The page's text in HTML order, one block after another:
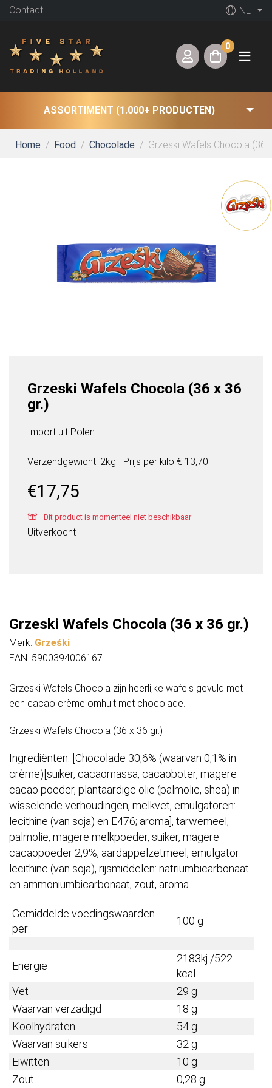
Contact NL
0
ASSORTIMENT (1.000+ PRODUCTEN)
Home Food Chocolade Grzeski Wafels Chocola (36
Grzeski Wafels Chocola (36 x 36
gr.)
Import uit Polen
Verzendgewicht: 2kg Prijs per kilo € 13,70
€17,75
Dit product is momenteel niet beschikbaar
Uitverkocht
Grzeski Wafels Chocola (36 x 36 gr.)
Merk: Grześki
EAN: 5900394006167
Grzeski Wafels Chocola zijn heerlijke wafels gevuld met
een cacao crème omhult met chocolade.
Grzeski Wafels Chocola (36 x 36 gr.)
Ingrediënten: [Chocolade 30,6% (waarvan 0,1% in
crème)[suiker, cacaomassa, cacaoboter, magere
cacao poeder, plantaardige olie (palmolie, shea) in
wisselende verhoudingen, melkvet, emulgatoren:
lecithine (van soja) en E476; aroma], tarwemeel,
palmolie, magere melkpoeder, suiker, magere
cacaopoeder 2,9%, aardappelzetmeel, emulgator:
lecithine (van soja), rijsmiddelen: natriumbicarbonaat
en ammoniumbicarbonaat, zout, aroma.
Gemiddelde voedingswaarden
per:
100 g
Energie
2183kj /522
kcal
Vet
29 g
Waarvan verzadigd
18 g
Koolhydraten
54 g
Waarvan suikers
32 g
Eiwitten
10 g
Zout
0,28 g